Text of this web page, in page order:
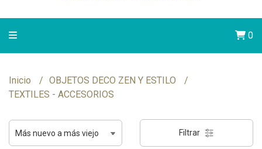
0
Inicio
OBJETOS DECO ZEN Y ESTILO
TEXTILES - ACCESORIOS
Filtrar